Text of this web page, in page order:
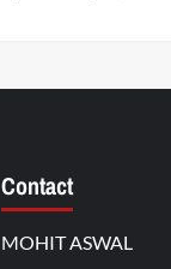
Contact
MOHIT ASWAL